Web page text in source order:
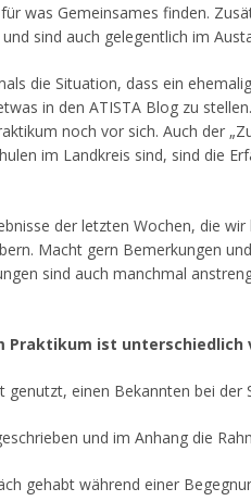
was Gemeinsames finden.
sind auch gelegentlich im
die Situation, dass ein
in den ATISTA Blog zu
noch vor sich. Auch der
im Landkreis sind, sind die
der letzten Wochen, die
Macht gern Bemerkungen
sind auch manchmal
Praktikum ist unterschiedlich
genutzt, einen Bekannten bei
und im Anhang die
gehabt während einer